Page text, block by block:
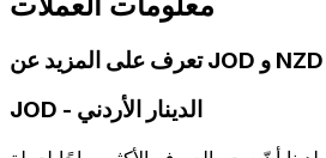
تعرف على المزيد عن JOD و NZD
JOD - الدينار الأردني